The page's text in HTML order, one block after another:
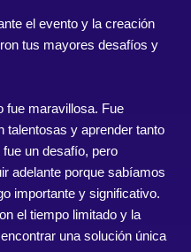
el evento y la creación
tus mayores desafíos y
fue maravillosa. Fue
talentosas y aprender tanto
un desafío, pero
adelante porque sabíamos
importante y significativo.
el tiempo limitado y la
una solución única